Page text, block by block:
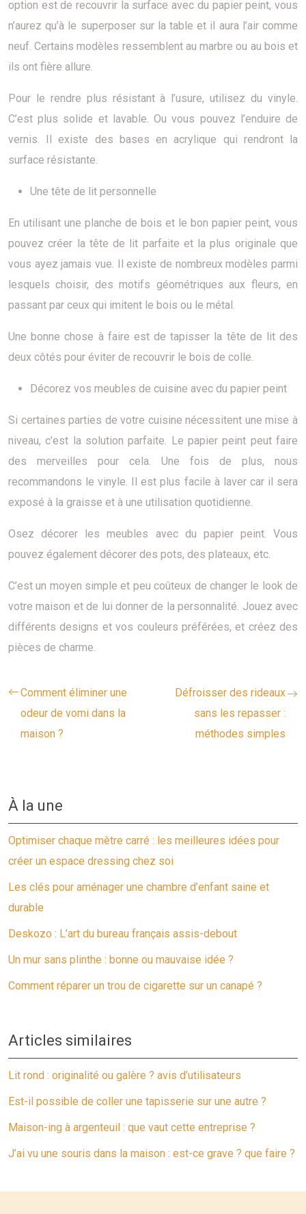
option est de recouvrir la surface avec du papier peint, vous
n’aurez qu’à le superposer sur la table et il aura l’air comme
neuf. Certains modèles ressemblent au marbre ou au bois et
ils ont fière allure.
Pour le rendre plus résistant à l’usure, utilisez du vinyle.
C’est plus solide et lavable. Ou vous pouvez l’enduire de
vernis. Il existe des bases en acrylique qui rendront la
surface résistante.
Une tête de lit personnelle
En utilisant une planche de bois et le bon papier peint, vous
pouvez créer la tête de lit parfaite et la plus originale que
vous ayez jamais vue. Il existe de nombreux modèles parmi
lesquels choisir, des motifs géométriques aux fleurs, en
passant par ceux qui imitent le bois ou le métal.
Une bonne chose à faire est de tapisser la tête de lit des
deux côtés pour éviter de recouvrir le bois de colle.
Décorez vos meubles de cuisine avec du papier peint
Si certaines parties de votre cuisine nécessitent une mise à
niveau, c’est la solution parfaite. Le papier peint peut faire
des merveilles pour cela. Une fois de plus, nous
recommandons le vinyle. Il est plus facile à laver car il sera
exposé à la graisse et à une utilisation quotidienne.
Osez décorer les meubles avec du papier peint. Vous
pouvez également décorer des pots, des plateaux, etc.
C’est un moyen simple et peu coûteux de changer le look de
votre maison et de lui donner de la personnalité. Jouez avec
différents designs et vos couleurs préférées, et créez des
pièces de charme.
Comment éliminer une
odeur de vomi dans la
maison ?
Défroisser des rideaux
sans les repasser :
méthodes simples
À la une
Optimiser chaque mètre carré : les meilleures idées pour
créer un espace dressing chez soi
Les clés pour aménager une chambre d’enfant saine et
durable
Deskozo : L’art du bureau français assis-debout
Un mur sans plinthe : bonne ou mauvaise idée ?
Comment réparer un trou de cigarette sur un canapé ?
Articles similaires
Lit rond : originalité ou galère ? avis d’utilisateurs
Est-il possible de coller une tapisserie sur une autre ?
Maison-ing à argenteuil : que vaut cette entreprise ?
J’ai vu une souris dans la maison : est-ce grave ? que faire ?